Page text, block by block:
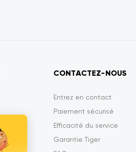
CONTACTEZ-NOUS
Entrez en contact
Paiement sécurisé
Efficacité du service
Garantie Tiger